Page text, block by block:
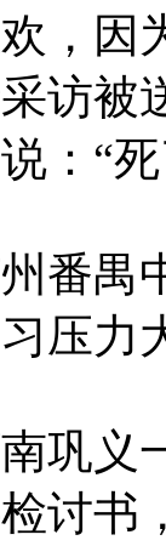
，因
访被
：“
番
压力
巩
讨书